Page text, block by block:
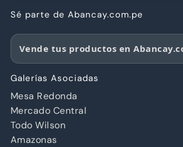
Sé parte de Abancay.com.pe
Vende tus productos en
Galerías Asociadas
Mesa Redonda
Mercado Central
Todo Wilson
Amazonas